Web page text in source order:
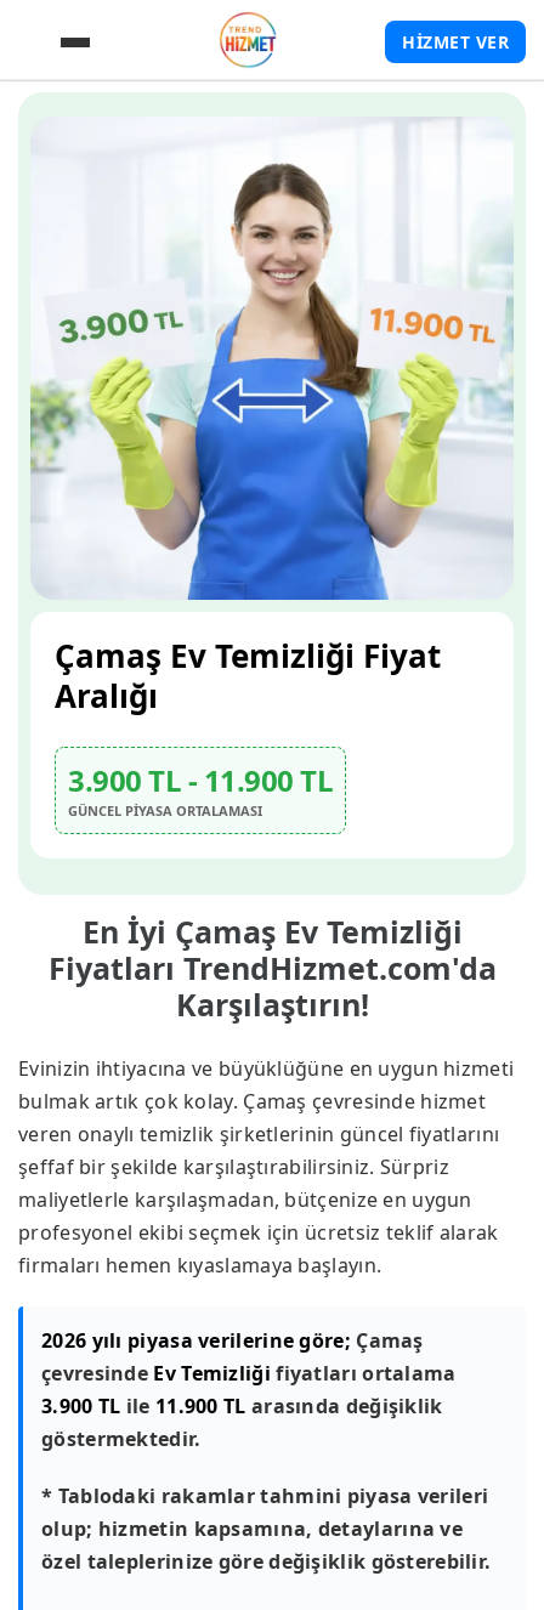
HİZMET VER
En İyi Çamaş Ev Temizliği
Fiyatları TrendHizmet.com'da
Karşılaştırın!
Evinizin ihtiyacına ve büyüklüğüne en uygun hizmeti
bulmak artık çok kolay. Çamaş çevresinde hizmet
veren onaylı temizlik şirketlerinin güncel fiyatlarını
şeffaf bir şekilde karşılaştırabilirsiniz. Sürpriz
maliyetlerle karşılaşmadan, bütçenize en uygun
profesyonel ekibi seçmek için ücretsiz teklif alarak
firmaları hemen kıyaslamaya başlayın.
2026 yılı piyasa verilerine göre; Çamaş
çevresinde Ev Temizliği fiyatları ortalama
3.900 TL ile 11.900 TL arasında değişiklik
göstermektedir.
* Tablodaki rakamlar tahmini piyasa verileri
olup; hizmetin kapsamına, detaylarına ve
özel taleplerinize göre değişiklik gösterebilir.
Çamaş Ev Temizliği Fiyat
Aralığı
3.900 TL - 11.900 TL
GÜNCEL PİYASA ORTALAMASI